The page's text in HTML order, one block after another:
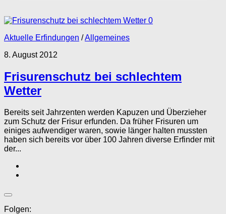
0
Aktuelle Erfindungen /Allgemeines
8. August 2012
Frisurenschutz bei schlechtem
Wetter
Bereits seit Jahrzenten werden Kapuzen und Überzieher
zum Schutz der Frisur erfunden. Da früher Frisuren um
einiges aufwendiger waren, sowie länger halten mussten
haben sich bereits vor über 100 Jahren diverse Erfinder mit
der...
Folgen: